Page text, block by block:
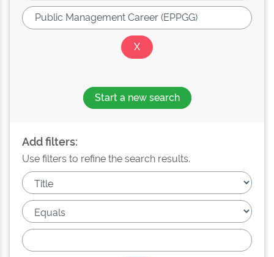
Start a new search
Add filters:
Use filters to refine the search results.